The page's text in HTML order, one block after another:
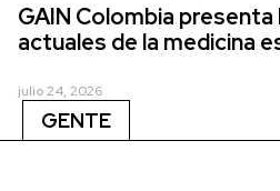
GAIN Colombia
actuales de la medicina
julio 24, 2026
GENTE